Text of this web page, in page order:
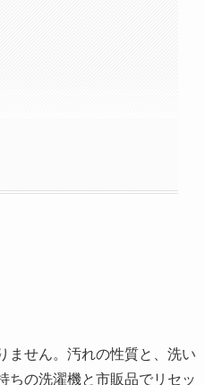
ません。汚れの性質と、洗い
ちの洗濯機と市販品でリセッ